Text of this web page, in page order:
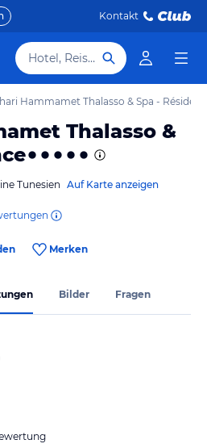
Kontakt
Hotel, Reiseziel
Hammamet Thalasso & Spa -
Thalasso &
Tunesien Auf Karte anzeigen
Merken
Bilder Fragen